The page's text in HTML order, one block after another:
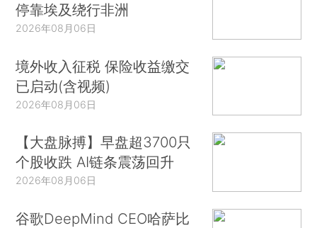
停靠埃及绕行非洲
2026年08月06日
境外收入征税 保险收益缴交
已启动(含视频)
2026年08月06日
【大盘脉搏】早盘超3700只
个股收跌 AI链条震荡回升
2026年08月06日
谷歌DeepMind CEO哈萨比